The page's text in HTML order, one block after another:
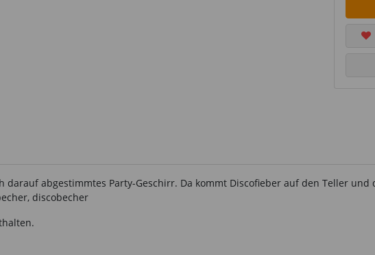
abgestimmtes Party-Geschirr. Da kommt Discofieber auf den Teller und
discobecher